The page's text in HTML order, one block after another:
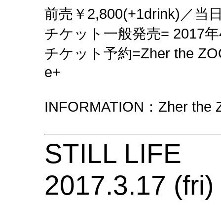
前売￥2,800(+1drink)／当
チケット一般発売= 2017
チケット予約=Zher the
e+
INFORMATION：Zher
STILL LIFE
2017.3.17 (fri)